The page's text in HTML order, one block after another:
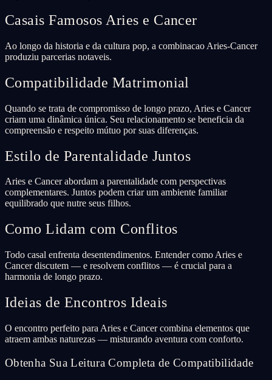
Casais Famosos Aries e Cancer
Ao longo da historia e da cultura pop, a combinacao Aries-Cancer
produziu parcerias notaveis.
Compatibilidade Matrimonial
Quando se trata de compromisso de longo prazo, Aries e Cancer
criam uma dinâmica única. Seu relacionamento se beneficia da
compreensão e respeito mútuo por suas diferenças.
Estilo de Parentalidade Juntos
Aries e Cancer abordam a parentalidade com perspectivas
complementares. Juntos podem criar um ambiente familiar
equilibrado que nutre seus filhos.
Como Lidam com Conflitos
Todo casal enfrenta desentendimentos. Entender como Aries e
Cancer discutem — e resolvem conflitos — é crucial para a
harmonia de longo prazo.
Ideias de Encontros Ideais
O encontro perfeito para Aries e Cancer combina elementos que
atraem ambas naturezas — misturando aventura com conforto.
Obtenha Sua Leitura Completa de Compatibilidade